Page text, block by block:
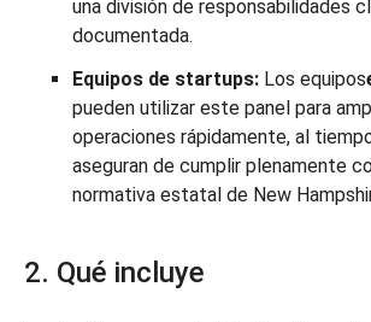
una división de responsabilidades
documentada.
Equipos de startups: Los equipos
pueden utilizar este panel para
operaciones rápidamente, al
aseguran de cumplir plenamente
normativa estatal de New
2. Qué incluye